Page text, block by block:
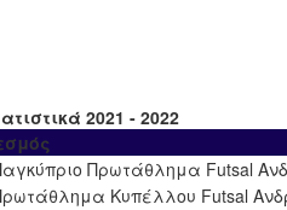
2021 - 2022
Πρωτάθλημα Futsal
Κυπέλλου Futsal